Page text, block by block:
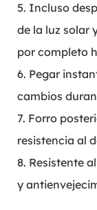
5. Incluso
de la luz solar
por completo
6. Pegar
cambios
7. Forro
resistencia al
8. Resistente
y